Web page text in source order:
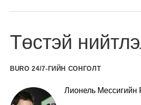
Төстэй
BURO 24/7-ГИЙН СОНГОЛТ
Лионель Мессигийн